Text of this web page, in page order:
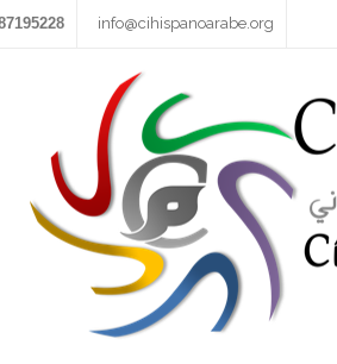
info@cihispanoarabe.org